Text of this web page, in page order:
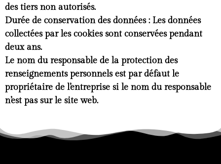
des tiers non autorisés.
Durée de conservation des données :Les données
collectées par les cookies sont conservées pendant
deux ans.
Le nom du responsable de la protection des
renseignements personnels est par défaut le
propriétaire de l’entreprise si le nom du responsable
n’est pas sur le site web.